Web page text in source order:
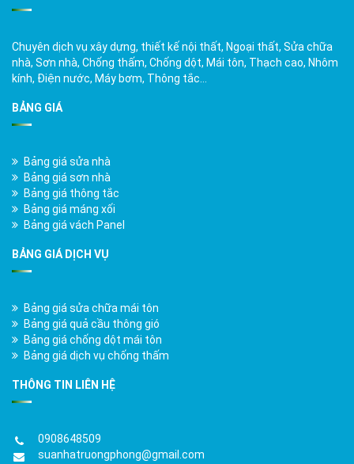
Chuyên dịch vụ xây dựng, thiết kế nội thất, Ngoại thất, Sửa chữa
nhà, Sơn nhà, Chống thấm, Chống dột, Mái tôn, Thạch cao, Nhôm
kính, Điện nước, Máy bơm, Thông tắc…
BẢNG GIÁ
Bảng giá sửa nhà
Bảng giá sơn nhà
Bảng giá thông tắc
Bảng giá máng xối
Bảng giá vách Panel
BẢNG GIÁ DỊCH VỤ
Bảng giá sửa chữa mái tôn
Bảng giá quả cầu thông gió
Bảng giá chống dột mái tôn
Bảng giá dịch vụ chống thấm
THÔNG TIN LIÊN HỆ
0908648509
suanhatruongphong@gmail.com